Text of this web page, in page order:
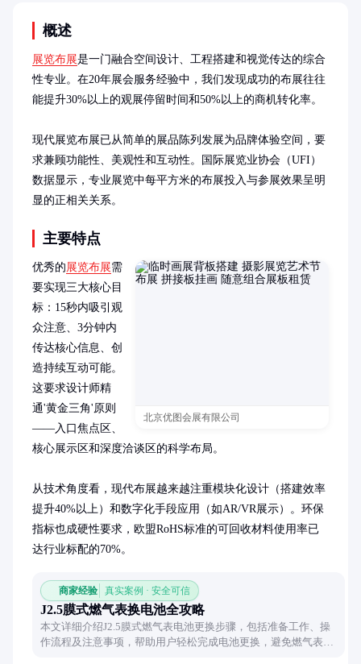
概述
展览布展是一门融合空间设计、工程搭建和视觉传达的综合
性专业。在20年展会服务经验中，我们发现成功的布展往往
能提升30%以上的观展停留时间和50%以上的商机转化率。
现代展览布展已从简单的展品陈列发展为品牌体验空间，要
求兼顾功能性、美观性和互动性。国际展览业协会（UFI）
数据显示，专业展览中每平方米的布展投入与参展效果呈明
显的正相关关系。
主要特点
北京优图会展有限公司
优秀的展览布展需
要实现三大核心目
标：15秒内吸引观
众注意、3分钟内
传达核心信息、创
造持续互动可能。
这要求设计师精
通'黄金三角'原则
——入口焦点区、
核心展示区和深度洽谈区的科学布局。
从技术角度看，现代布展越来越注重模块化设计（搭建效率
提升40%以上）和数字化手段应用（如AR/VR展示）。环保
指标也成硬性要求，欧盟RoHS标准的可回收材料使用率已
达行业标配的70%。
商家经验 真实案例 · 安全可信
J2.5膜式燃气表换电池全攻略
本文详细介绍J2.5膜式燃气表电池更换步骤，包括准备工作、操
作流程及注意事项，帮助用户轻松完成电池更换，避免燃气表停